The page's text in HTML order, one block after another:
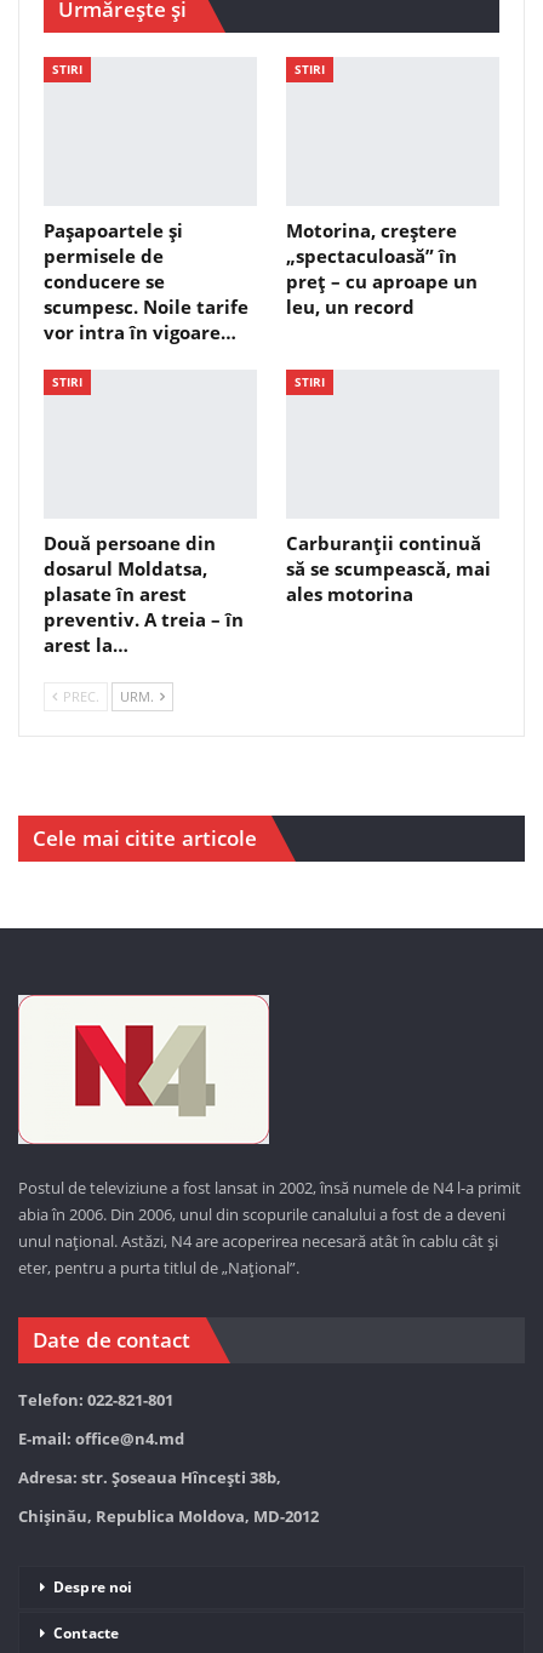
Urmărește și
STIRI
Pașapoartele și
permisele de
conducere se
scumpesc. Noile tarife
vor intra în vigoare…
STIRI
Motorina, creștere
„spectaculoasă” în
preț – cu aproape un
leu, un record
STIRI
Două persoane din
dosarul Moldatsa,
plasate în arest
preventiv. A treia – în
arest la…
STIRI
Carburanții continuă
să se scumpească, mai
ales motorina
PREC. URM.
Cele mai citite articole
Postul de televiziune a fost lansat in 2002, însă numele de N4 l-a primit
abia în 2006. Din 2006, unul din scopurile canalului a fost de a deveni
unul național. Astăzi, N4 are acoperirea necesară atât în cablu cât și
eter, pentru a purta titlul de „Național”.
Date de contact
Telefon: 022-821-801
E-mail: office@n4.md
Adresa: str. Șoseaua Hînceşti 38b,
Chișinău, Republica Moldova, MD-2012
Despre noi
Contacte